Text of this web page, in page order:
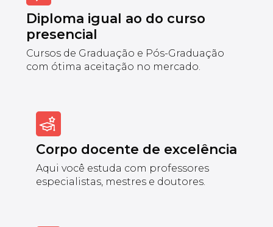
Diploma igual ao do curso
presencial
Cursos de Graduação e Pós-Graduação
com ótima aceitação no mercado.
Corpo docente de excelência
Aqui você estuda com professores
especialistas, mestres e doutores.